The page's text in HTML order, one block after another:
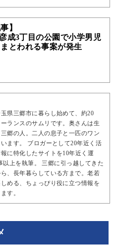
】
成3丁目の公園で小学男児
とわれる事案が発生
県三郷市に暮らし始めて、約20
ランスのサムリです。奥さんは生
郷の人。二人の息子と一匹のワン
ます。 ブロガーとして20年近く活
に特化したサイトを10年近く運
以上を執筆。 三郷に引っ越してきた
、長年暮らしている方まで。老若
める、ちょっぴり役に立つ情報を
す。